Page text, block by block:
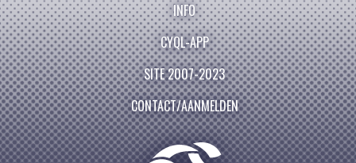
INFO
CYQL-APP
SITE 2007-2023
CONTACT/AANMELDEN